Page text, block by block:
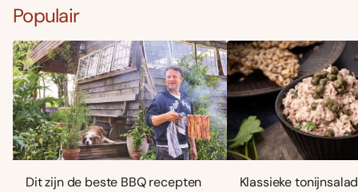
Populair
Dit zijn de beste BBQ recepten
Klassieke